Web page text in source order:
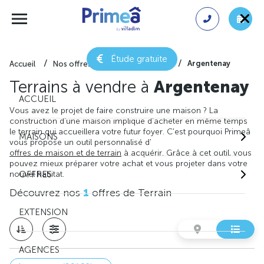
Étude gratuite
ACCUEIL
MAISONS
OFFRES
EXTENSION
AGENCES
Accueil Nos offres de terrain Yonne Argentenay
Terrains à vendre à Argentenay
Vous avez le projet de faire construire une maison ? La
construction d'une maison implique d'acheter en même temps
le terrain qui accueillera votre futur foyer. C'est pourquoi Primeâ
vous propose un outil personnalisé d'
offres de maison et de terrain à acquérir. Grâce à cet outil, vous
pouvez mieux préparer votre achat et vous projeter dans votre
nouvel habitat.
Découvrez nos1offres de Terrain